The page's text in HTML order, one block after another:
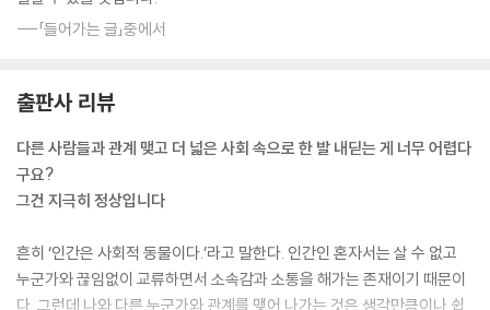
---「들어가는 글」중에서
출판사 리뷰
다른 사람들과 관계 맺고 더 넓은 사회 속으로 한 발 내딛는 게 너무 어렵다
구요?
그건 지극히 정상입니다
흔히 ‘인간은 사회적 동물이다.’라고 말한다. 인간인 혼자서는 살 수 없고
누군가와 끊임없이 교류하면서 소속감과 소통을 해가는 존재이기 때문이
다. 그런데 나와 다른 누군가와 관계를 맺어 나가는 것은 생각만큼이나 쉽